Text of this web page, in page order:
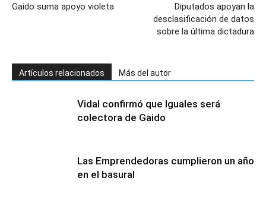
Gaido suma apoyo violeta
Diputados apoyan la
desclasificación de datos
sobre la última dictadura
Artículos relacionados Más del autor
Vidal confirmó que Iguales será
colectora de Gaido
Las Emprendedoras cumplieron un año
en el basural